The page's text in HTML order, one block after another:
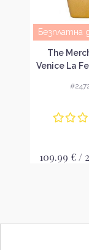
Безплатна
The
Venice La
вода за
109.99 € /